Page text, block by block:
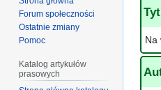
Na
Forum społeczności
Ostatnie zmiany
Pomoc
Katalog artykułów
prasowych